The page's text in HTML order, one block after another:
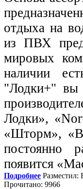
отдыха на
из ПВХ
мировых
наличии
"Лодки+" вы
Лодки»,
«Шторм»,
постоянно
появится
Подробнее Разместил:
Прочитано: 9966